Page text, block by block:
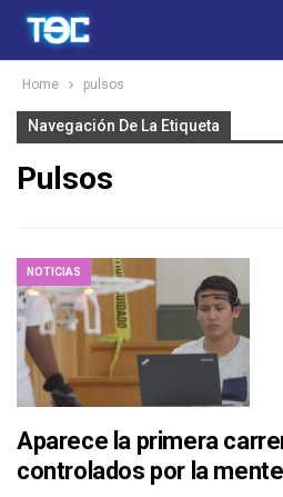
Home pulsos
Navegación De La Etiqueta
Pulsos
NOTICIAS
Aparece la primera
controlados por la mente